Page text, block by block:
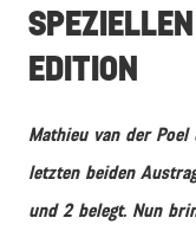
EDITION
Mathieu van der
letzten beiden
und 2 belegt. Nun